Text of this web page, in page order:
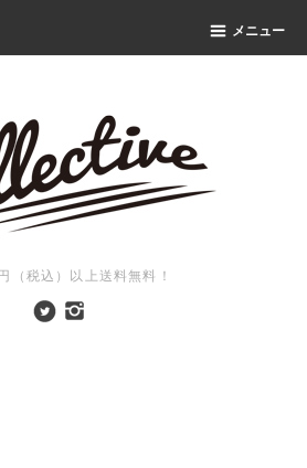
メニュー
（税込）以上送料無料！